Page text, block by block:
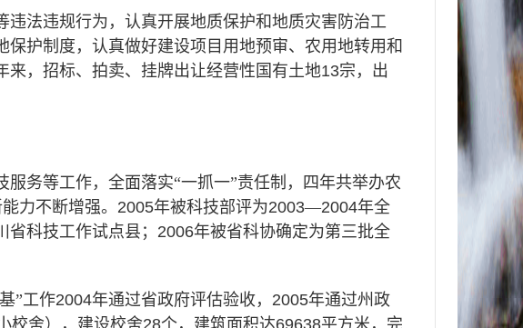
法违规行为， 认真开展地质保护和地质灾害防治工
护制度，认真做好建设项目用地预审、农用地转用和
，招标、拍卖、挂牌出让经营性国有土地13宗，出
务等工作，全面落实“一抓一”责任制，四年共举办农
力不断增强。 2005年被科技部评为2003—2004年全
科技工作试点县； 2006年被省科协确定为第三批全
”工作2004年通过省政府评估验收， 2005年通过州政
校舍），建设校舍28个，建筑面积达69638平方米，完